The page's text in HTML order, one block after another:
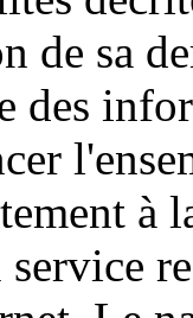
de sa
des
à